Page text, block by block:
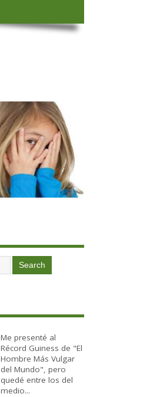
Me presenté al
Récord Guiness de "El
Hombre Más Vulgar
del Mundo", pero
quedé entre los del
medio...